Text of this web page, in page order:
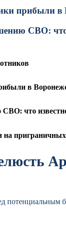
прибыли в
СВО: что
в
что
на